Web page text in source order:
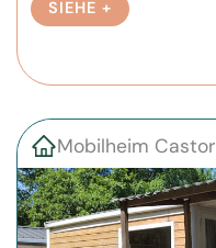
SIEHE +
Mobilheim Castor